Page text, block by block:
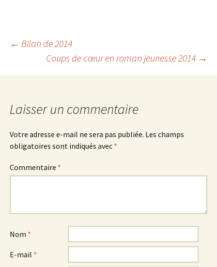
Navigation
des
articles
← Bilan de 2014
Coups de cœur en roman jeunesse 2014 →
Laisser un commentaire
Votre adresse e-mail ne sera pas publiée. Les champs
obligatoires sont indiqués avec *
Commentaire *
Nom *
E-mail *